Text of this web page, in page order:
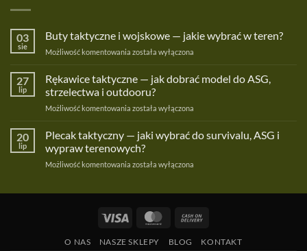
03
sie
Buty taktyczne i wojskowe — jakie wybrać w teren?
Możliwość komentowania Buty
wojskowe
—
jakie
teren?
została wyłączona
27
lip
Rękawice taktyczne — jak dobrać model do ASG,
strzelectwa i outdooru?
Możliwość komentowania Rękawice
jak
dobrać
model
outdooru?
została wyłączona
20
lip
Plecak taktyczny — jaki wybrać do survivalu, ASG i
wypraw terenowych?
Możliwość komentowania Plecak
wybrać
ASG
została wyłączona
Visa MasterCard
Delivery
O NAS NASZE SKLEPY BLOG KONTAKT